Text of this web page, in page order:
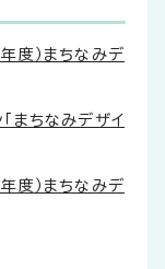
度）まちなみデ
まちなみデザイ
度）まちなみデ